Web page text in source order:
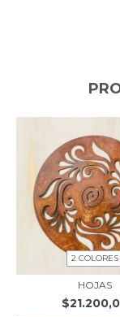
2 COLORES
HOJAS